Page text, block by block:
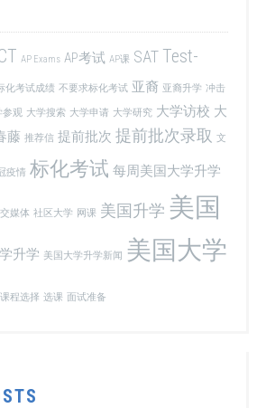
AP Exams AP考试 AP课 SAT Test-
化考试成绩 不要求标化考试 亚裔 亚裔升学 冲击
参观 大学搜索 大学申请 大学研究 大学访校 大
藤 推荐信 提前批次 提前批次录取 文
疫情 标化考试 每周美国大学升学
媒体 社区大学 网课 美国升学 美国
升学 美国大学升学新闻 美国大学
课程选择 选课 面试准备